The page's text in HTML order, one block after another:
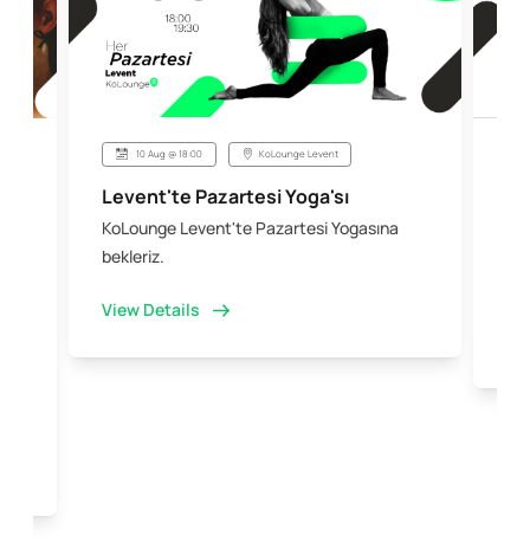
10 Aug @ 18:00 KoLounge Levent
Levent'te Pazartesi Yoga'sı
KoLounge Levent'te Pazartesi Yogasına
bekleriz.
View Details